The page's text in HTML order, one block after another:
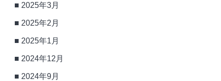
2025年3月
2025年2月
2025年1月
2024年12月
2024年9月